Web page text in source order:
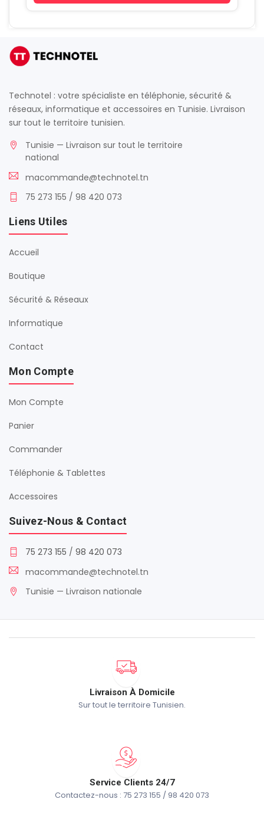
Technotel : votre spécialiste en téléphonie, sécurité &
réseaux, informatique et accessoires en Tunisie. Livraison
sur tout le territoire tunisien.
Tunisie — Livraison sur tout le territoire
national
macommande@technotel.tn
75 273 155 / 98 420 073
Liens Utiles
Accueil
Boutique
Sécurité & Réseaux
Informatique
Contact
Mon Compte
Mon Compte
Panier
Commander
Téléphonie & Tablettes
Accessoires
Suivez-Nous & Contact
75 273 155 / 98 420 073
macommande@technotel.tn
Tunisie — Livraison nationale
Livraison À Domicile
Sur tout le territoire Tunisien.
Service Clients 24/7
Contactez-nous : 75 273 155 / 98 420 073